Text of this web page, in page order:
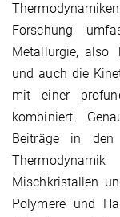
Forschung
Metallurgie, also
und auch die
mit einer
kombiniert.
Beiträge in den
Mischkristallen
Polymere und